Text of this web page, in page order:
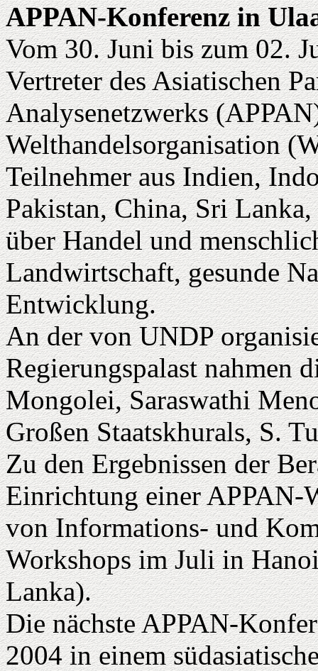
APPAN-Konferenz in
Vom 30. Juni bis zum 02.
Vertreter des Asiatischen
Analysenetzwerks
Welthandelsorganisation
Teilnehmer aus Indien,
Pakistan, China, Sri
über Handel und
Landwirtschaft, gesunde
Entwicklung.
An der von UNDP
Regierungspalast nahmen
Mongolei, Saraswathi
Großen Staatskhurals, S.
Zu den Ergebnissen der
Einrichtung einer APPAN-
von Informations- und
Workshops im Juli in
Lanka).
Die nächste APPAN-
2004 in einem